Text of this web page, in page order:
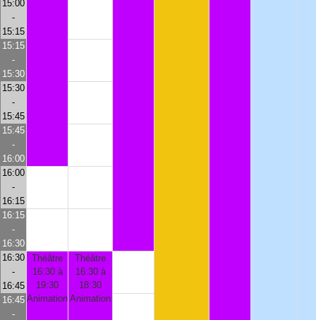
15:00
-
15:15
15:15
-
15:30
15:30
-
15:45
15:45
-
16:00
16:00
-
16:15
16:15
-
16:30
16:30
-
16:45
Théâtre
16:30 à
19:30
Animation
Théâtre
16:30 à
18:30
Animation
16:45
-